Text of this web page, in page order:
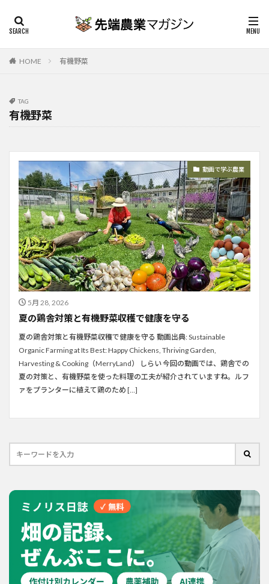
HOME 有機野菜
TAG
有機野菜
動画で学ぶ農業
5月 28, 2026
夏の鶏舎対策と有機野菜収穫で健康を守る
夏の鶏舎対策と有機野菜収穫で健康を守る 動画出典: Sustainable
Organic Farming at Its Best: Happy Chickens, Thriving Garden,
Harvesting & Cooking（MerryLand） しらい 今回の動画では、鶏舎での
夏の対策と、有機野菜を使った料理の工夫が紹介されていますね。ルフ
ァをプランターに植えて鶏のため […]